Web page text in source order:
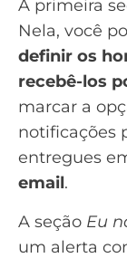
A primeira
Nela, você
definir os
recebê-los
marcar a
notificações
entregues
email.
A seção Eu
um alerta